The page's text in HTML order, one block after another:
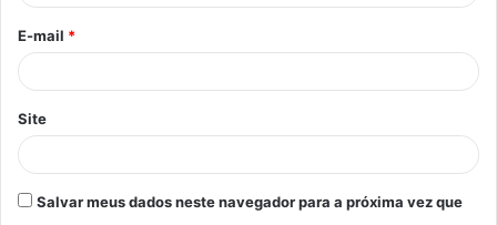
*
E-mail *
Site
Salvar meus dados neste navegador para a próxima vez que